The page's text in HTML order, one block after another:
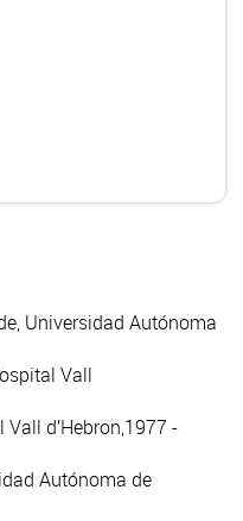
Universidad Autónoma
Vall
d’Hebron,1977 -
Autónoma de